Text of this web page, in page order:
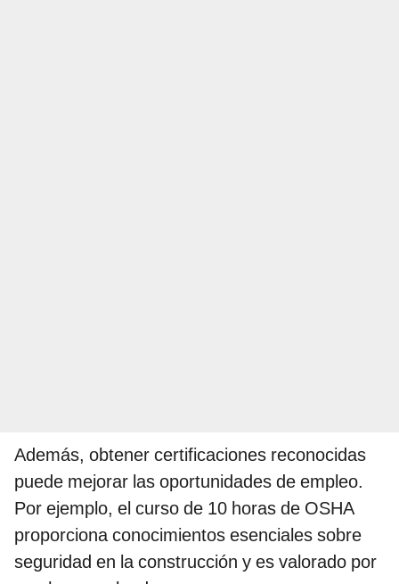
Además, obtener certificaciones reconocidas
puede mejorar las oportunidades de empleo.
Por ejemplo, el curso de 10 horas de OSHA
proporciona conocimientos esenciales sobre
seguridad en la construcción y es valorado por